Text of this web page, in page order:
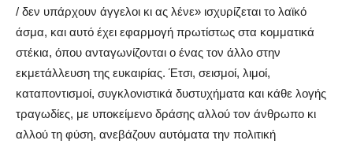
/ δεν υπάρχουν άγγελοι κι ας λένε» ισχυρίζεται το λαϊκό
άσμα, και αυτό έχει εφαρμογή πρωτίστως στα κομματικά
στέκια, όπου ανταγωνίζονται ο ένας τον άλλο στην
εκμετάλλευση της ευκαιρίας. Έτσι, σεισμοί, λιμοί,
καταποντισμοί, συγκλονιστικά δυστυχήματα και κάθε λογής
τραγωδίες, με υποκείμενο δράσης αλλού τον άνθρωπο κι
αλλού τη φύση, ανεβάζουν αυτόματα την πολιτική